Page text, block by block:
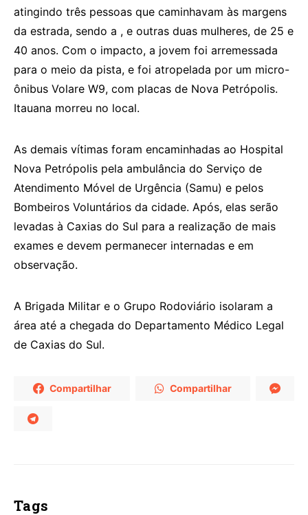
atingindo três pessoas que caminhavam às margens
da estrada, sendo a , e outras duas mulheres, de 25 e
40 anos. Com o impacto, a jovem foi arremessada
para o meio da pista, e foi atropelada por um micro-
ônibus Volare W9, com placas de Nova Petrópolis.
Itauana morreu no local.
As demais vítimas foram encaminhadas ao Hospital
Nova Petrópolis pela ambulância do Serviço de
Atendimento Móvel de Urgência (Samu) e pelos
Bombeiros Voluntários da cidade. Após, elas serão
levadas à Caxias do Sul para a realização de mais
exames e devem permanecer internadas e em
observação.
A Brigada Militar e o Grupo Rodoviário isolaram a
área até a chegada do Departamento Médico Legal
de Caxias do Sul.
Compartilhar Compartilhar
Tags